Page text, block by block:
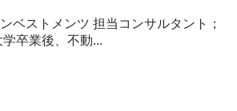
ベストメンツ 担当コンサルタント；
卒業後、不動...